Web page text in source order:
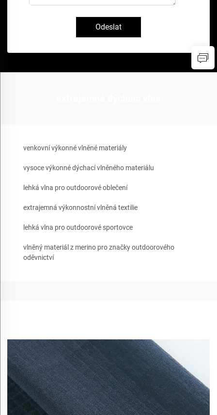
Odeslat
venkovní výkonné vlněné materiály
vysoce výkonné dýchací vlněného materiálu
lehká vlna pro outdoorové oblečení
extrajemná výkonnostní vlněná textilie
lehká vlna pro outdoorové sportovce
vlněný materiál z merino pro značky outdoorového
oděvnictví